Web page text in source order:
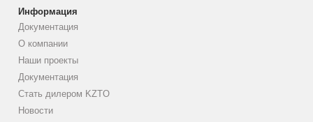
Информация
Документация
О компании
Наши проекты
Документация
Стать дилером KZTO
Новости